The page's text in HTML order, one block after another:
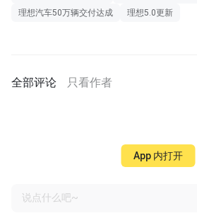
理想汽车50万辆交付达成
理想5.0更新
全部评论 只看作者
说点什么吧~
App 内打开